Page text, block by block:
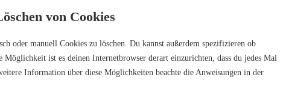
von Cookies
oder manuell Cookies zu löschen. Du kannst außerdem spezifizieren ob
ist es deinen Internetbrowser derart einzurichten, dass du jedes Mal
Information über diese Möglichkeiten beachte die Anweisungen in der